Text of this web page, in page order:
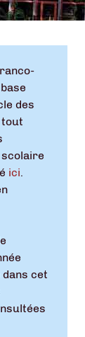
des
tout
ici.
cet